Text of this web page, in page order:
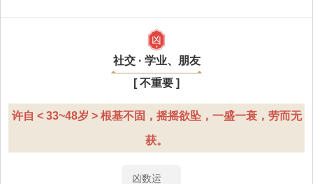
凶
社交 · 学业、朋友
[ 不重要 ]
许自 < 33~48岁 > 根基不固，摇摇欲坠，一盛一衰，劳而无
获。
凶数运